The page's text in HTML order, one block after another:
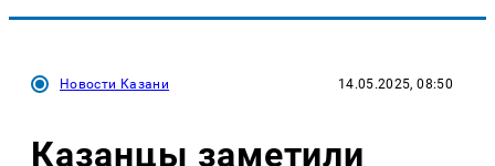
Новости Казани 14.05.2025, 08:50
Казанцы заметили